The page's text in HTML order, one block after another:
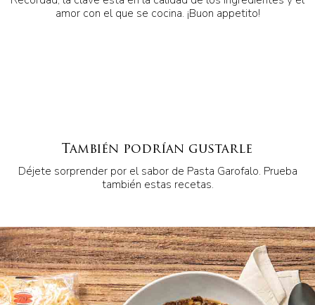
amor con el que se cocina. ¡Buon appetito!
También podrían gustarle
Déjete sorprender por el sabor de Pasta Garofalo. Prueba
también estas recetas.